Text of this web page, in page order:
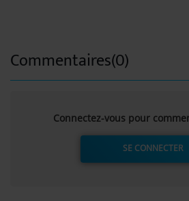
Commentaires(0)
Connectez-vous pour
SE CONNECTER